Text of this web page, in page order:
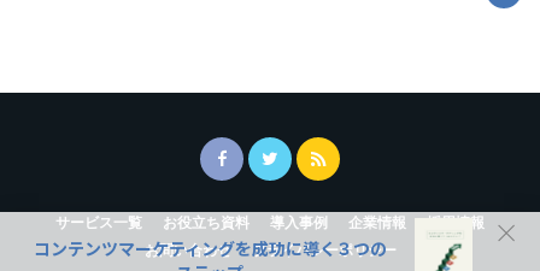
サービス一覧 お役立ち資料 導入事例 企業情報
採用情報
お問い合わせ
プライバシーポリシー
コンテンツマーケティングを成功に導く３つの